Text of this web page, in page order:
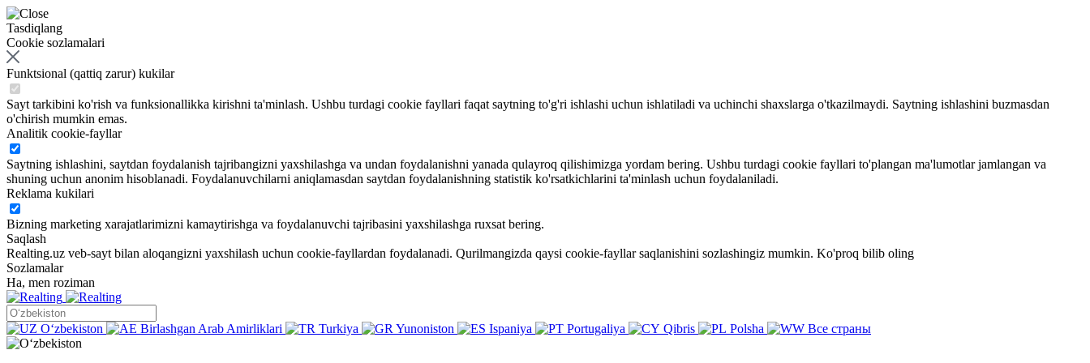
Tasdiqlang
Cookie sozlamalari
Funktsional (qattiq zarur) kukilar
Sayt tarkibini ko'rish va funksionallikka kirishni ta'minlash. Ushbu turdagi cookie fayllari faqat saytning to'g'ri ishlashi uchun ishlatiladi va uchinchi shaxslarga o'tkazilmaydi. Saytning ishlashini buzmasdan
o'chirish mumkin emas.
Analitik cookie-fayllar
Saytning ishlashini, saytdan foydalanish tajribangizni yaxshilashga va undan foydalanishni yanada qulayroq qilishimizga yordam bering. Ushbu turdagi cookie fayllari to'plangan ma'lumotlar jamlangan va
shuning uchun anonim hisoblanadi. Foydalanuvchilarni aniqlamasdan saytdan foydalanishning statistik ko'rsatkichlarini ta'minlash uchun foydalaniladi.
Reklama kukilari
Bizning marketing xarajatlarimizni kamaytirishga va foydalanuvchi tajribasini yaxshilashga ruxsat bering.
Saqlash
Realting.uz veb-sayt bilan aloqangizni yaxshilash uchun cookie-fayllardan foydalanadi. Qurilmangizda qaysi cookie-fayllar saqlanishini sozlashingiz mumkin. Ko'proq bilib oling
Sozlamalar
Ha, men roziman
Oʻzbekiston Birlashgan Arab Amirliklari Turkiya Yunoniston Ispaniya Portugaliya Qibris Polsha Все страны